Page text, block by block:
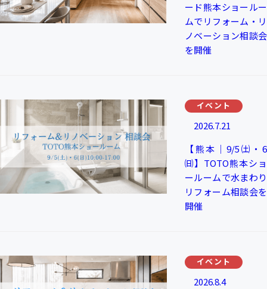
ード熊本ショールー
ムでリフォーム・リ
ノベーション相談会
を開催
イベント
2026.7.21
【熊本｜9/5㈯・6
㈰】TOTO熊本ショ
ールームで水まわり
リフォーム相談会を
開催
イベント
2026.8.4